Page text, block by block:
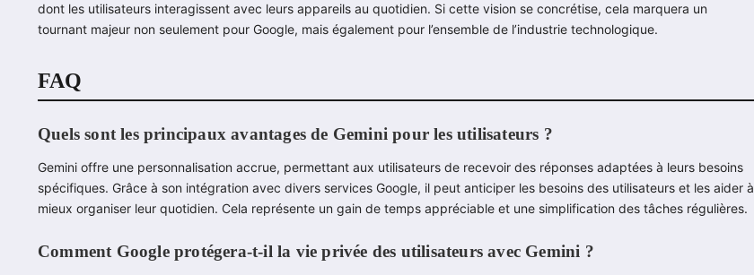
dont les utilisateurs interagissent avec leurs appareils au quotidien. Si cette vision se concrétise, cela marquera un
tournant majeur non seulement pour Google, mais également pour l’ensemble de l’industrie technologique.
FAQ
Quels sont les principaux avantages de Gemini pour les utilisateurs ?
Gemini offre une personnalisation accrue, permettant aux utilisateurs de recevoir des réponses adaptées à leurs besoins
spécifiques. Grâce à son intégration avec divers services Google, il peut anticiper les besoins des utilisateurs et les aider à
mieux organiser leur quotidien. Cela représente un gain de temps appréciable et une simplification des tâches régulières.
Comment Google protégera-t-il la vie privée des utilisateurs avec Gemini ?